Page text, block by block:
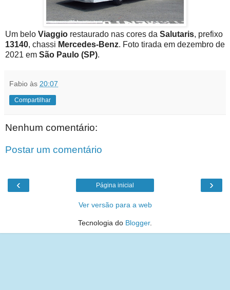
Um belo Viaggio restaurado nas cores da Salutaris, prefixo
13140, chassi Mercedes-Benz. Foto tirada em dezembro de
2021 em São Paulo (SP).
Fabio às 20:07
Compartilhar
Nenhum comentário:
Postar um comentário
‹ ›
Página inicial
Ver versão para a web
Tecnologia do Blogger.